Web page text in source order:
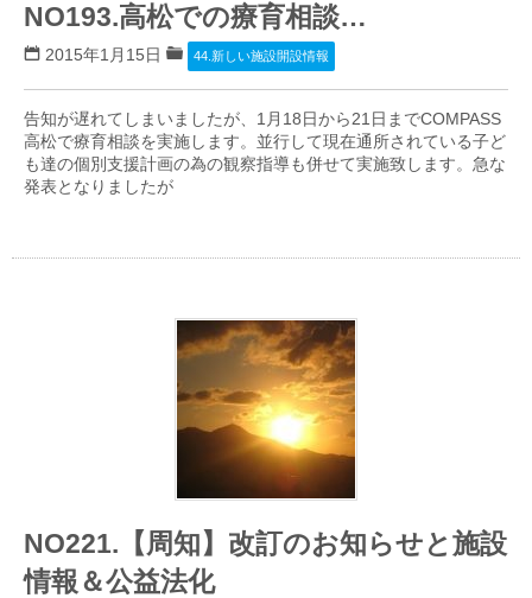
NO193.高松での療育相談…
2015年1月15日 44.新しい施設開設情報
告知が遅れてしまいましたが、1月18日から21日までCOMPASS
高松で療育相談を実施します。並行して現在通所されている子ど
も達の個別支援計画の為の観察指導も併せて実施致します。急な
発表となりましたが
NO221.【周知】改訂のお知らせと施設
情報＆公益法化